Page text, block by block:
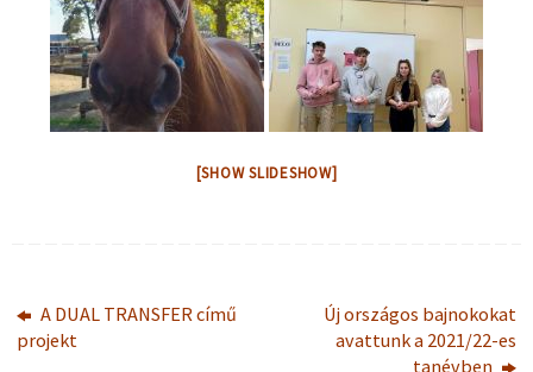
[SHOW SLIDESHOW]
A DUAL TRANSFER című
projekt
Új országos bajnokokat
avattunk a 2021/22-es
tanévben